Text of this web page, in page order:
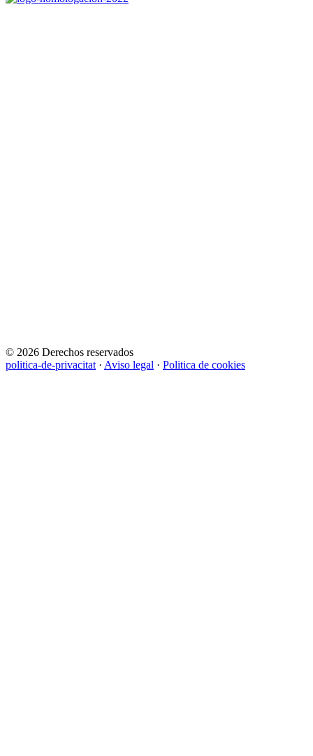
© 2026 Derechos reservados
politica-de-privacitat · Aviso legal · Politica de cookies